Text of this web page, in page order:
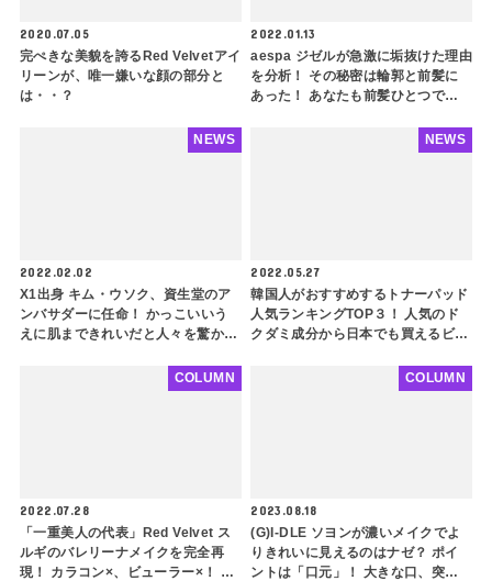
2020.07.05
完ぺきな美貌を誇るRed Velvetアイ
リーンが、唯一嫌いな顔の部分と
は・・？
2022.01.13
aespa ジゼルが急激に垢抜けた理由
を分析！ その秘密は輪郭と前髪に
あった！ あなたも前髪ひとつで超
2022.02.02
X1出身 キム・ウソク、資生堂のア
ンバサダーに任命！ かっこいいう
えに肌まできれいだと人々を驚かせ
NEWS
2022.05.27
韓国人がおすすめするトナーパッド
人気ランキングTOP３！ 人気のド
クダミ成分から日本でも買えるビー
NEWS
2022.07.28
「一重美人の代表」Red Velvet ス
ルギのバレリーナメイクを完全再
現！ カラコン×、ビューラー×！ 引
COLUMN
2023.08.18
(G)I-DLE ソヨンが濃いメイクでよ
りきれいに見えるのはナゼ？ ポイ
ントは「口元」！ 大きな口、突出
COLUMN